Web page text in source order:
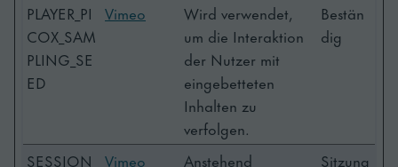
PLAYER_PI
COX_SAM
PLING_SE
ED
Vimeo
Wird verwendet,
um die Interaktion
der Nutzer mit
eingebetteten
Inhalten zu
verfolgen.
Bestän
dig
SESSION_
Vimeo Anstehend Sitzung